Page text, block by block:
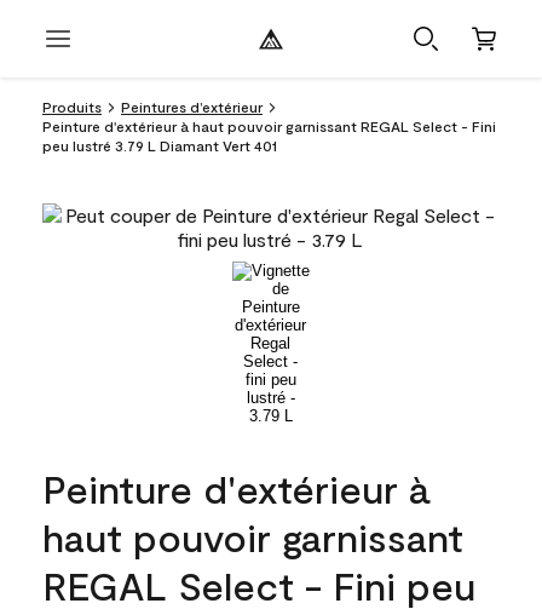
Produits
Peintures d’extérieur
Peinture d'extérieur à haut pouvoir garnissant REGAL Select - Fini
peu lustré 3.79 L Diamant Vert 401
Peinture d'extérieur à
haut pouvoir garnissant
REGAL Select - Fini peu